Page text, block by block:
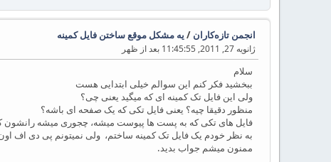
انجمن تازه‌کاران / یه مشکل موقع ساختن فایل کمینه
ژانویه 27, 2011, 11:45:55 بعد از ظهر
سلام
ببخشید فکر کنم این سوالم خیلی ابتدایی هست
ولی این فایل تک کمینه ای که میگید یعنی چی؟
منظور دقیقا چیه؟ یعنی فایل تکی که یک صفحه ای باشه؟
فایل های تکی که به پست ها پیوست میشه، چجوری میشه رانشون
به نظر خودم یک فایل تک کمینه ساختم، ولی نمیتونم پی دی اف اون
ممنون میشم جواب بدید.